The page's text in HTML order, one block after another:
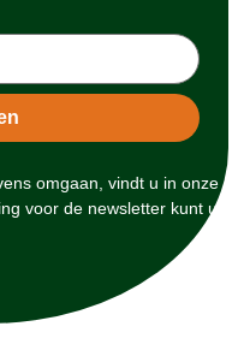
omgaan, vindt u in onze
voor de newsletter kunt u